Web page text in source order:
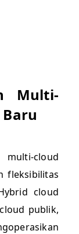
Multi-
cloud
fleksibilitas
cloud
publik,